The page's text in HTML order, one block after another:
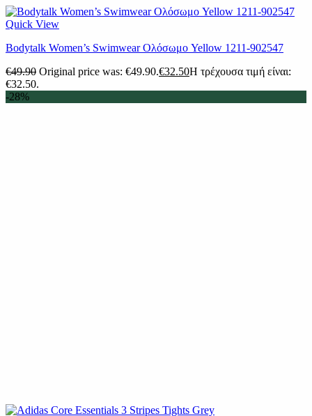
Quick View
Βodytalk Women’s Swimwear Ολόσωμο Yellow 1211-902547
€49.90 Original price was: €49.90.€32.50Η τρέχουσα τιμή είναι:
€32.50.
-28%